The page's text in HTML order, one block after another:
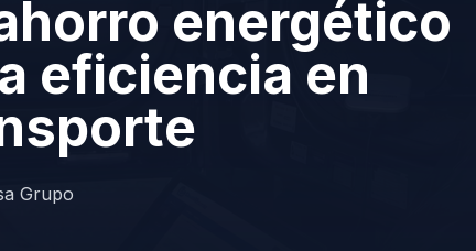
energético
eficiencia en
Grupo